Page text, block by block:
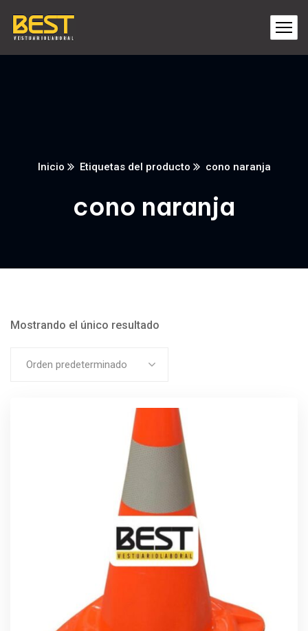
Inicio Etiquetas del producto cono naranja
cono naranja
Mostrando el único resultado
Orden predeterminado